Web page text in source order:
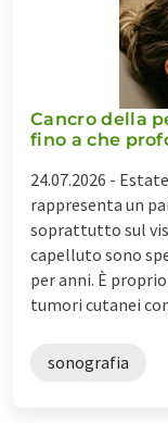
Cancro della
fino a che
24.07.2026 -
rappresenta un
soprattutto sul
capelluto sono
per anni. È
tumori cutanei
sonografia